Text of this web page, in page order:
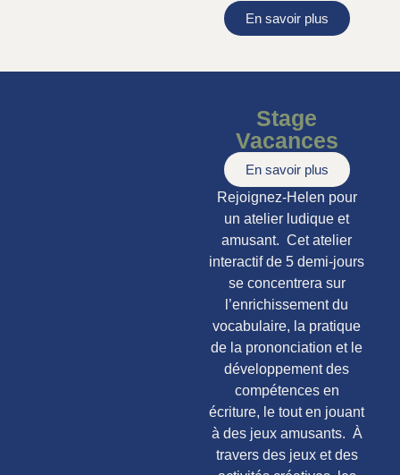
En savoir plus
Stage
Vacances
En savoir plus
Rejoignez-Helen pour
un atelier ludique et
amusant. Cet atelier
interactif de 5 demi-jours
se concentrera sur
l’enrichissement du
vocabulaire, la pratique
de la prononciation et le
développement des
compétences en
écriture, le tout en jouant
à des jeux amusants. À
travers des jeux et des